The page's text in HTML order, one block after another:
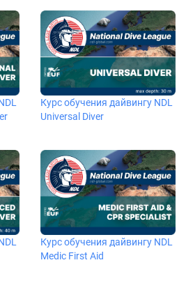
Курс обучения дайвингу NDL
Universal Diver
Курс обучения дайвингу NDL
Medic First Aid